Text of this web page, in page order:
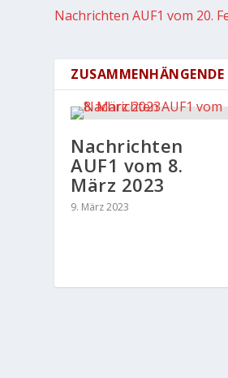
Nachrichten AUF1 vom 20.
ZUSAMMENHÄNGENDE
Nachrichten
AUF1 vom 8.
März 2023
9. März 2023